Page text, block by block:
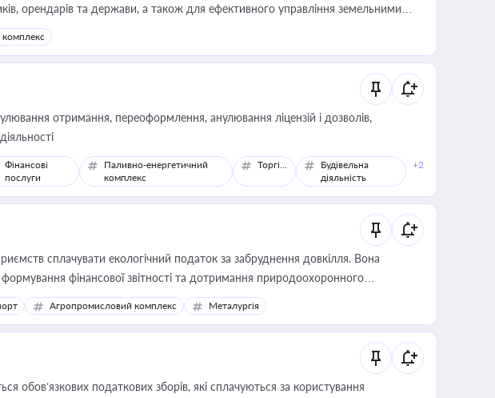
орендарів та держави, а також для ефективного управління земельними
отримання, переоформлення, анулювання ліцензій і дозволів,
Фінансові
послуги
Паливно-енергетичний
комплекс
Торгівля
Будівельна
діяльність
+2
сплачувати екологічний податок за забруднення довкілля. Вона
фінансової звітності та дотримання природоохоронного
Агропромисловий комплекс Металургія
обов’язкових податкових зборів, які сплачуються за користування